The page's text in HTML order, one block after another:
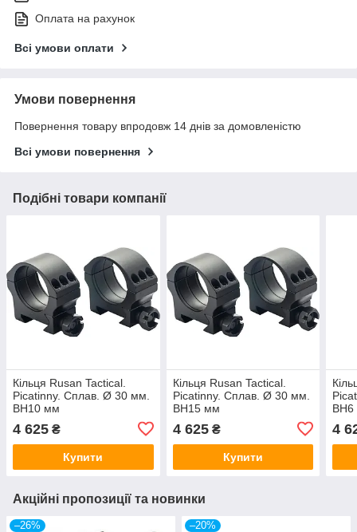
Оплата на рахунок
Всі умови оплати
Умови повернення
Повернення товару впродовж 14 днів за домовленістю
Всі умови повернення
Подібні товари компанії
Кільця Rusan Tactical.
Picatinny. Сплав. Ø 30 мм.
BH10 мм
4 625 ₴
Купити
Кільця Rusan Tactical.
Picatinny. Сплав. Ø 30 мм.
BH15 мм
4 625₴
Купити
4
Акційні пропозиції та новинки
–26% –20%